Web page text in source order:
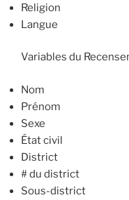
Religion
Langue
Variables du
Nom
Prénom
Sexe
État civil
District
# du district
Sous-district